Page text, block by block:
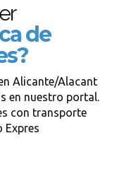
de
Alicante/Alacant
en nuestro portal.
con transporte
Expres